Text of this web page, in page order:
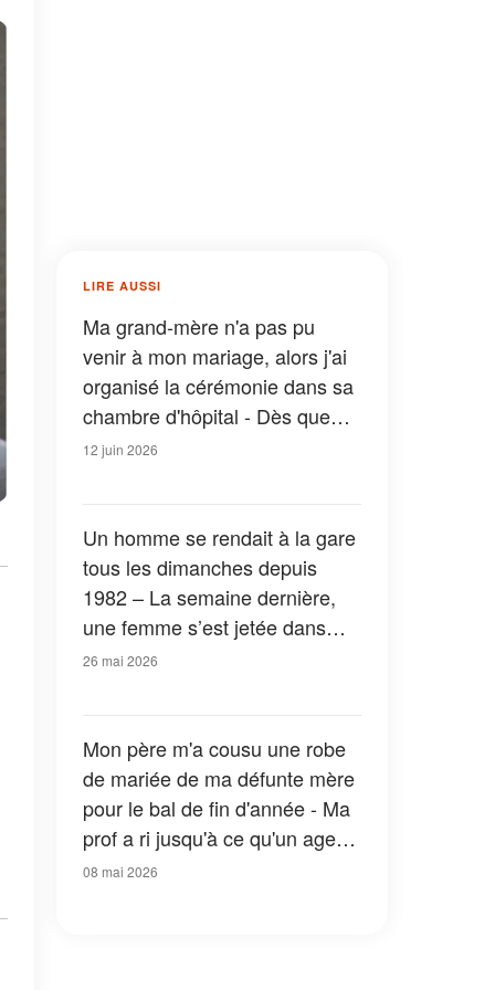
LIRE AUSSI
Ma grand-mère n'a pas pu
venir à mon mariage, alors j'ai
organisé la cérémonie dans sa
chambre d'hôpital - Dès que
nous sommes entrés, mon mari
t'épouse. »
12 juin 2026
Un homme se rendait à la gare
tous les dimanches depuis
1982 – La semaine dernière,
une femme s’est jetée dans
ses bras
26 mai 2026
Mon père m'a cousu une robe
de mariée de ma défunte mère
pour le bal de fin d'année - Ma
prof a ri jusqu'à ce qu'un agent
entre
08 mai 2026